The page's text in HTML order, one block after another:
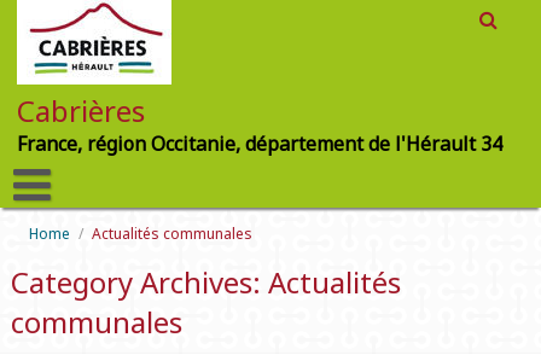
Cabrières
France, région Occitanie, département de l'Hérault 34
Home / Actualités communales
Category Archives: Actualités
communales